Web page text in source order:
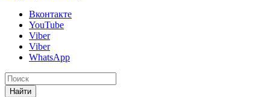
Вконтакте
YouTube
Viber
Viber
WhatsApp
Найти